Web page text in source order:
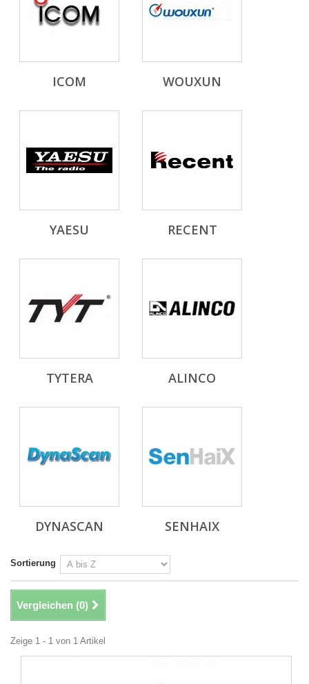
ICOM WOUXUN
YAESU RECENT
TYTERA ALINCO
DYNASCAN SENHAIX
Sortierung
Vergleichen (0)
Zeige 1 - 1 von 1 Artikel